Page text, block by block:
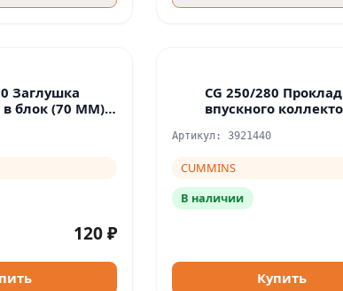
Заглушка
в блок (70 ММ)
120 ₽
CG 250/280
впускного
Артикул: 3921440
CUMMINS
В наличии
Купить